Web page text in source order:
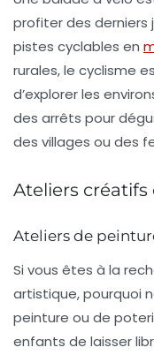
profiter des derniers
pistes cyclables en
rurales, le cyclisme
d’explorer les
des arrêts pour
des villages ou des
Ateliers
Ateliers de
Si vous êtes à la
artistique, pourquoi
peinture ou de
enfants de laisser